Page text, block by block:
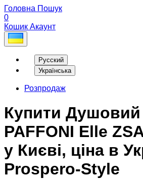
Головна Пошук
0
Кошик Акаунт
Русский
Українська
Розпродаж
Купити Душовий
PAFFONI Elle
у Києві, ціна в
Prospero-Style